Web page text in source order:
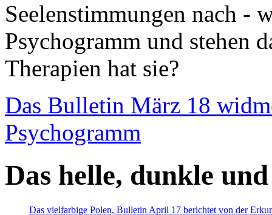
Seelenstimmungen nach -
Psychogramm und stehen
Therapien hat sie?
Das Bulletin März 18
Psychogramm
Das helle, dunkle
Das vielfarbige Polen, Bulletin April 17 berichtet von der